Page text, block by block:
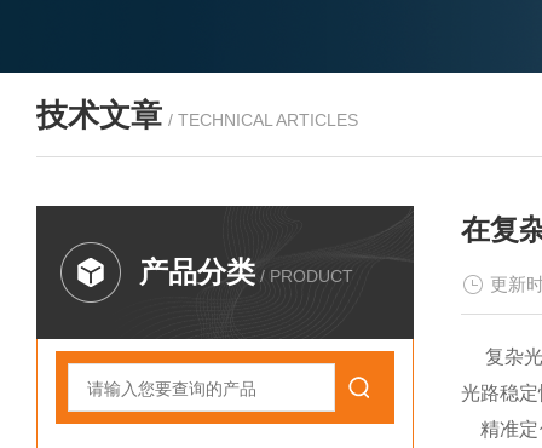
技术文章 / TECHNICAL ARTICLES
产品分类 / PRODUCT
在复
更新
复杂光
光路稳
精准定